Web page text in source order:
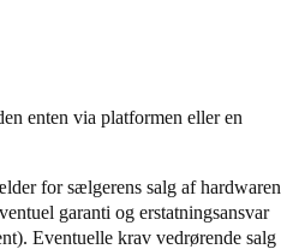
Portugal
Poland
enten via platformen eller en
for sælgerens salg af hardwaren
garanti og erstatningsansvar
Eventuelle krav vedrørende salg